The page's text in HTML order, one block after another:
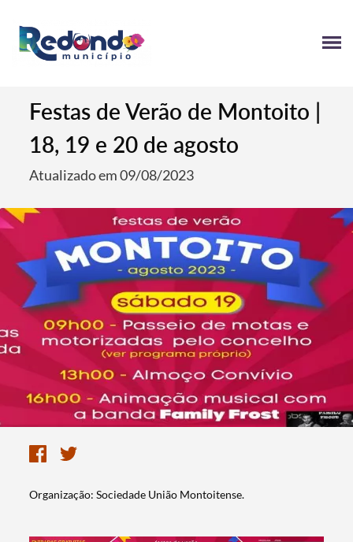
Festas de Verão de Montoito |
18, 19 e 20 de agosto
Atualizado em 09/08/2023
Organização: Sociedade União Montoitense.